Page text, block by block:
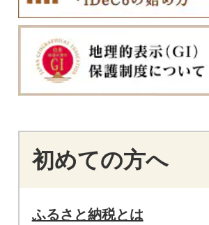
初めての方へ
ふるさと納税とは